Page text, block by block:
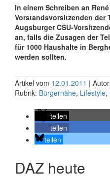
In einem Schreiben an
Vorstandsvorsitzenden der
Augsburger CSU-
an, falls die Zusagen der
für 1000 Haushalte in
werden sollten.
Artikel vom 12.01.2011 |
Rubrik: Bürgernähe, Lifestyle,
teilen
teilen
teilen
DAZ heute